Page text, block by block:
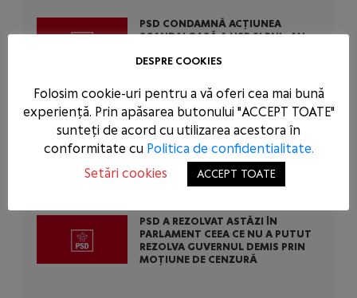
PSD CONDAMNĂ ACȚIUNEA
SCANDALOASĂ A USR ȘI PNL: AU
DIN BANII EUROPENI AI ROMÂNIEI
CONDAMNATUL DOMINIC FRITZ
PSD CERE INTERVENȚIA URGENTĂ A
AUTORITĂȚILOR STATULUI
ÎMPOTRIVA ABUZURILOR COMISE
DE USR ÎN TENTATIVA DE A-L SALVA
PE CONDAMNATUL DOMINIC FRITZ
PSD A REZOLVAT ASTĂZI ÎN
PARLAMENT CEEA CE NU A PUTUT
REZOLVA GUVERNUL DEMIS PRIN
MOȚIUNE DE CENZURĂ
DESPRE COOKIES
Folosim cookie-uri pentru a vă oferi cea mai bună
experiență. Prin apăsarea butonului "ACCEPT TOATE"
sunteți de acord cu utilizarea acestora în
conformitate cu Politica de confidentialitate.
Setări cookies
ACCEPT TOATE